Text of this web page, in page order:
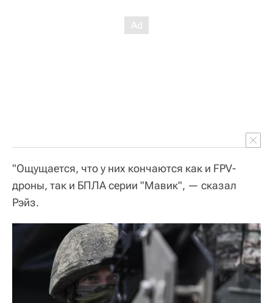
"Ощущается, что у них кончаются как и FPV-
дроны, так и БПЛА серии "Мавик", — сказал
Рэйз.